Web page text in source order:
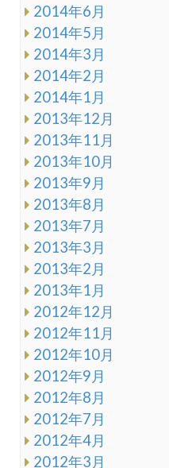
2014年6月
2014年5月
2014年3月
2014年2月
2014年1月
2013年12月
2013年11月
2013年10月
2013年9月
2013年8月
2013年7月
2013年3月
2013年2月
2013年1月
2012年12月
2012年11月
2012年10月
2012年9月
2012年8月
2012年7月
2012年4月
2012年3月